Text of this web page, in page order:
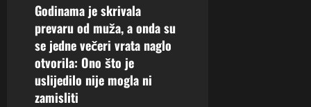
Godinama je skrivala
prevaru od muža, a onda su
se jedne večeri vrata naglo
otvorila: Ono što je
uslijedilo nije mogla ni
zamisliti